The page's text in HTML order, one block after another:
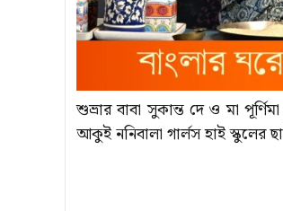
শুভ্রার বাবা সুকান্ত দে ও মা
আকুই ননিবালা গার্লস হাই স্কুলের